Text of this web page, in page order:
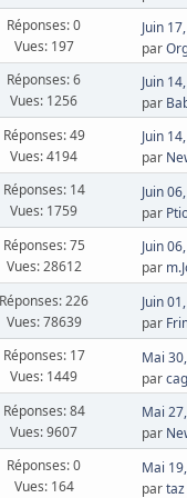
Réponses: 0
Vues: 197
Juin
par
Réponses: 6
Vues: 1256
Juin
par
Réponses: 49
Vues: 4194
Juin
par
Réponses: 14
Vues: 1759
Juin
par
Réponses: 75
Vues: 28612
Juin
par
Réponses: 226
Vues: 78639
Juin
par
Réponses: 17
Vues: 1449
Mai
par
Réponses: 84
Vues: 9607
Mai
par
Réponses: 0
Vues: 164
Mai
partaz